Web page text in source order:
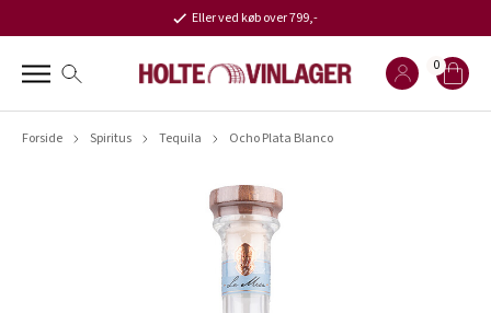
Eller ved køb over 799,-
0
Forside Spiritus Tequila Ocho Plata Blanco